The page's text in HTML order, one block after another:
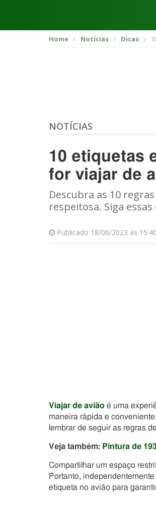
Home Notícias Dicas
NOTÍCIAS
10 etiquetas
for viajar de
Descubra as 10
respeitosa. Siga
Publicado 18/06/2023 às 15:40
Viajar de avião é uma
maneira rápida e
lembrar de seguir as regras
Veja também: Pintura de
Compartilhar um espaço
Portanto,
etiqueta no avião para